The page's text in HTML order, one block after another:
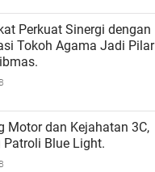
Perkuat Sinergi dengan
Tokoh Agama Jadi Pilar
Motor dan Kejahatan 3C,
Patroli Blue Light.